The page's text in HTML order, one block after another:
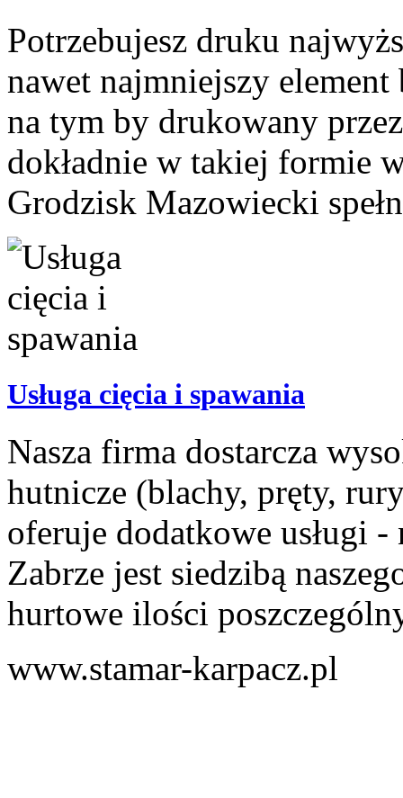
Potrzebujesz druku
nawet najmniejszy
na tym by drukowany
dokładnie w takiej formie
Grodzisk Mazowiecki
Usługa cięcia i spawania
Nasza firma dostarcza
hutnicze (blachy, pręty,
oferuje dodatkowe usługi
Zabrze jest siedzibą
hurtowe ilości
www.stamar-karpacz.pl